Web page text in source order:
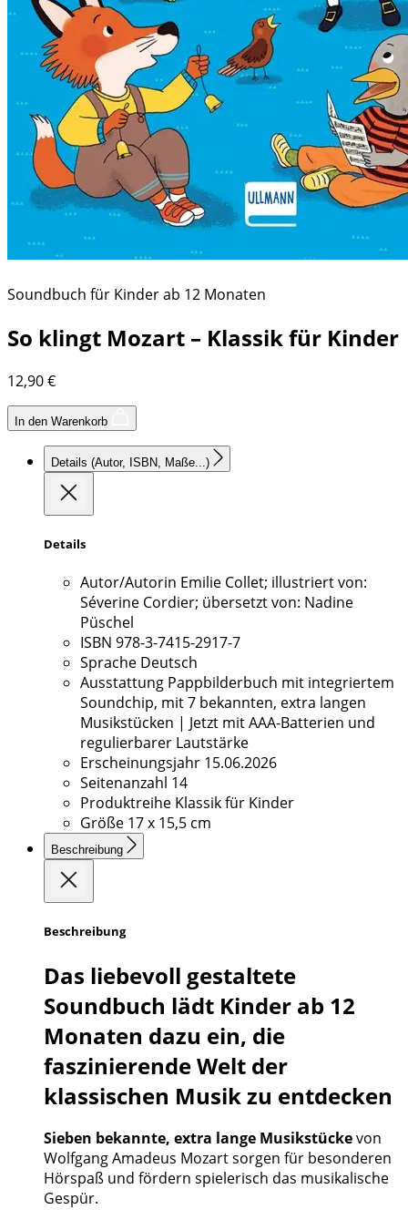
Soundbuch für Kinder ab 12 Monaten
So klingt Mozart – Klassik für Kinder
12,90€
In den Warenkorb
Details (Autor, ISBN, Maße...)
Details
Autor/Autorin Emilie Collet; illustriert von:
Séverine Cordier; übersetzt von: Nadine
Püschel
ISBN 978-3-7415-2917-7
Sprache Deutsch
Ausstattung Pappbilderbuch mit integriertem
Soundchip, mit 7 bekannten, extra langen
Musikstücken | Jetzt mit AAA-Batterien und
regulierbarer Lautstärke
Erscheinungsjahr 15.06.2026
Seitenanzahl 14
Produktreihe Klassik für Kinder
Größe 17 x 15,5 cm
Beschreibung
Beschreibung
Das liebevoll gestaltete
Soundbuch lädt Kinder ab 12
Monaten dazu ein, die
faszinierende Welt der
klassischen Musik zu entdecken
Sieben bekannte, extra lange Musikstückevon
Wolfgang Amadeus Mozart sorgen für besonderen
Hörspaß und fördern spielerisch das musikalische
Gespür.